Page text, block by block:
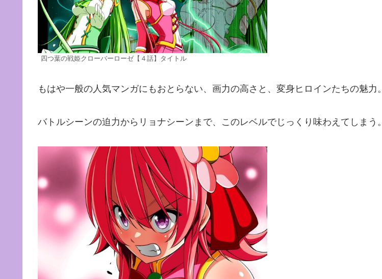
四つ葉の戦姫クローバーローゼ【４話】タイトル
もはや一般の人気マンガにもおとらない、画力の高さと、変身ヒロインたちの魅力。
バトルシーンの迫力からリョナシーンまで、このレベルでじっくり味わえてしまう。